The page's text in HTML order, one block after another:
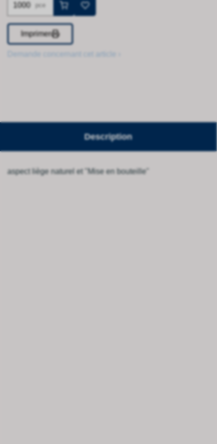
pce
Imprimer
Demande concernant cet article ›
Description
aspect liège naturel et "Mise en bouteille"